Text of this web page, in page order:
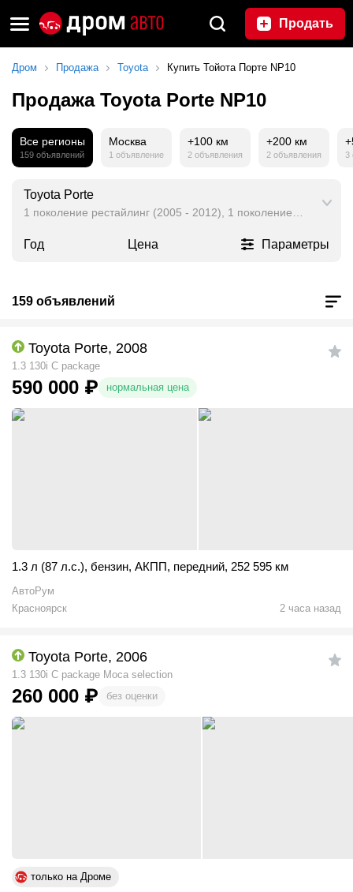
Продать
Дром Продажа Toyota Купить Тойота Порте NP10
Продажа Toyota Porte NP10
Все регионы
159 объявлений
Москва
1 объявление
+100 км
2 объявления
+200 км
2 объявления 3
Toyota Porte
1 поколение рестайлинг (2005 - 2012), 1 поколение (2004 -
Год Цена Параметры
159 объявлений
Toyota Porte, 2008
1.3 130i C package
590 000 ₽ нормальная цена
1.3 л (87 л.с.), бензин, АКПП, передний, 252 595 км
АвтоРум
Красноярск
2 часа назад
Toyota Porte, 2006
1.3 130i C package Moca selection
260 000 ₽ без оценки
только на Дроме